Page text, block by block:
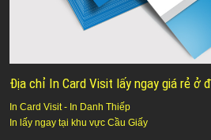
Địa chỉ In Card Visit lấy ngay giá rẻ ở
In Card Visit - In Danh Thiếp
In lấy ngay tại khu vực Cầu Giấy